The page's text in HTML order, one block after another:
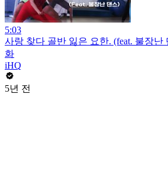
5:03
사랑 찾다 골반 잃은 요한. (feat. 불장난
화
iHQ
5년 전